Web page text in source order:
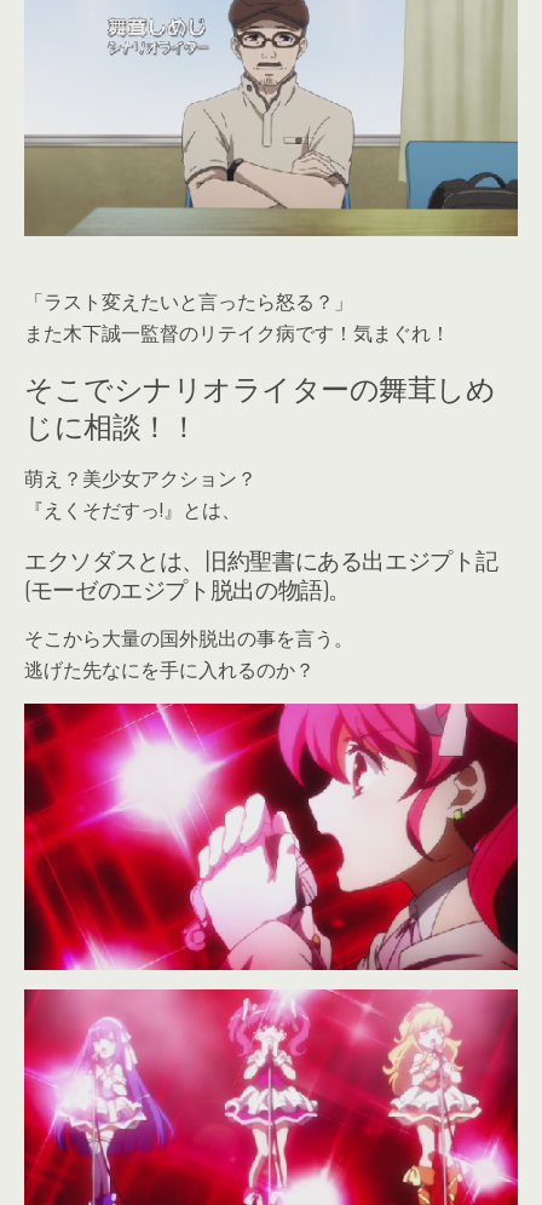
「ラスト変えたいと言ったら怒る？」
また木下誠一監督のリテイク病です！気まぐれ！
そこでシナリオライターの舞茸しめ
じに相談！！
萌え？美少女アクション？
『えくそだすっ!』とは、
エクソダスとは、旧約聖書にある出エジプト記
(モーゼのエジプト脱出の物語)。
そこから大量の国外脱出の事を言う。
逃げた先なにを手に入れるのか？